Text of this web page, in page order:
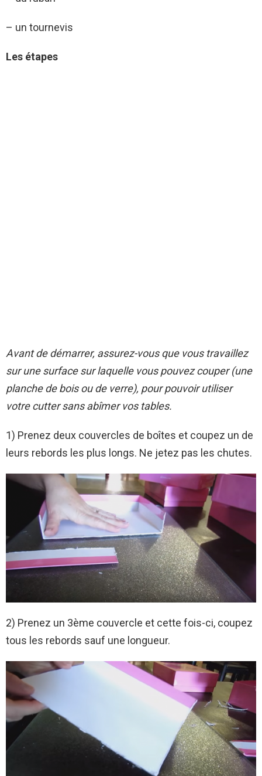
– un tournevis
Les étapes
Avant de démarrer, assurez-vous que vous travaillez
sur une surface sur laquelle vous pouvez couper (une
planche de bois ou de verre), pour pouvoir utiliser
votre cutter sans abîmer vos tables.
1) Prenez deux couvercles de boîtes et coupez un de
leurs rebords les plus longs. Ne jetez pas les chutes.
2) Prenez un 3ème couvercle et cette fois-ci, coupez
tous les rebords sauf une longueur.